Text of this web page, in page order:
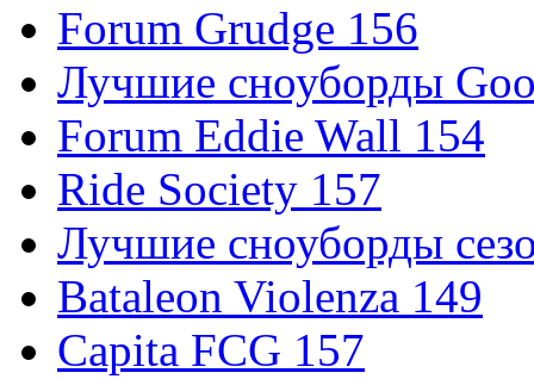
Forum Grudge 156
Лучшие сноуборды
Forum Eddie Wall 154
Ride Society 157
Лучшие сноуборды
Bataleon Violenza 149
Capita FCG 157